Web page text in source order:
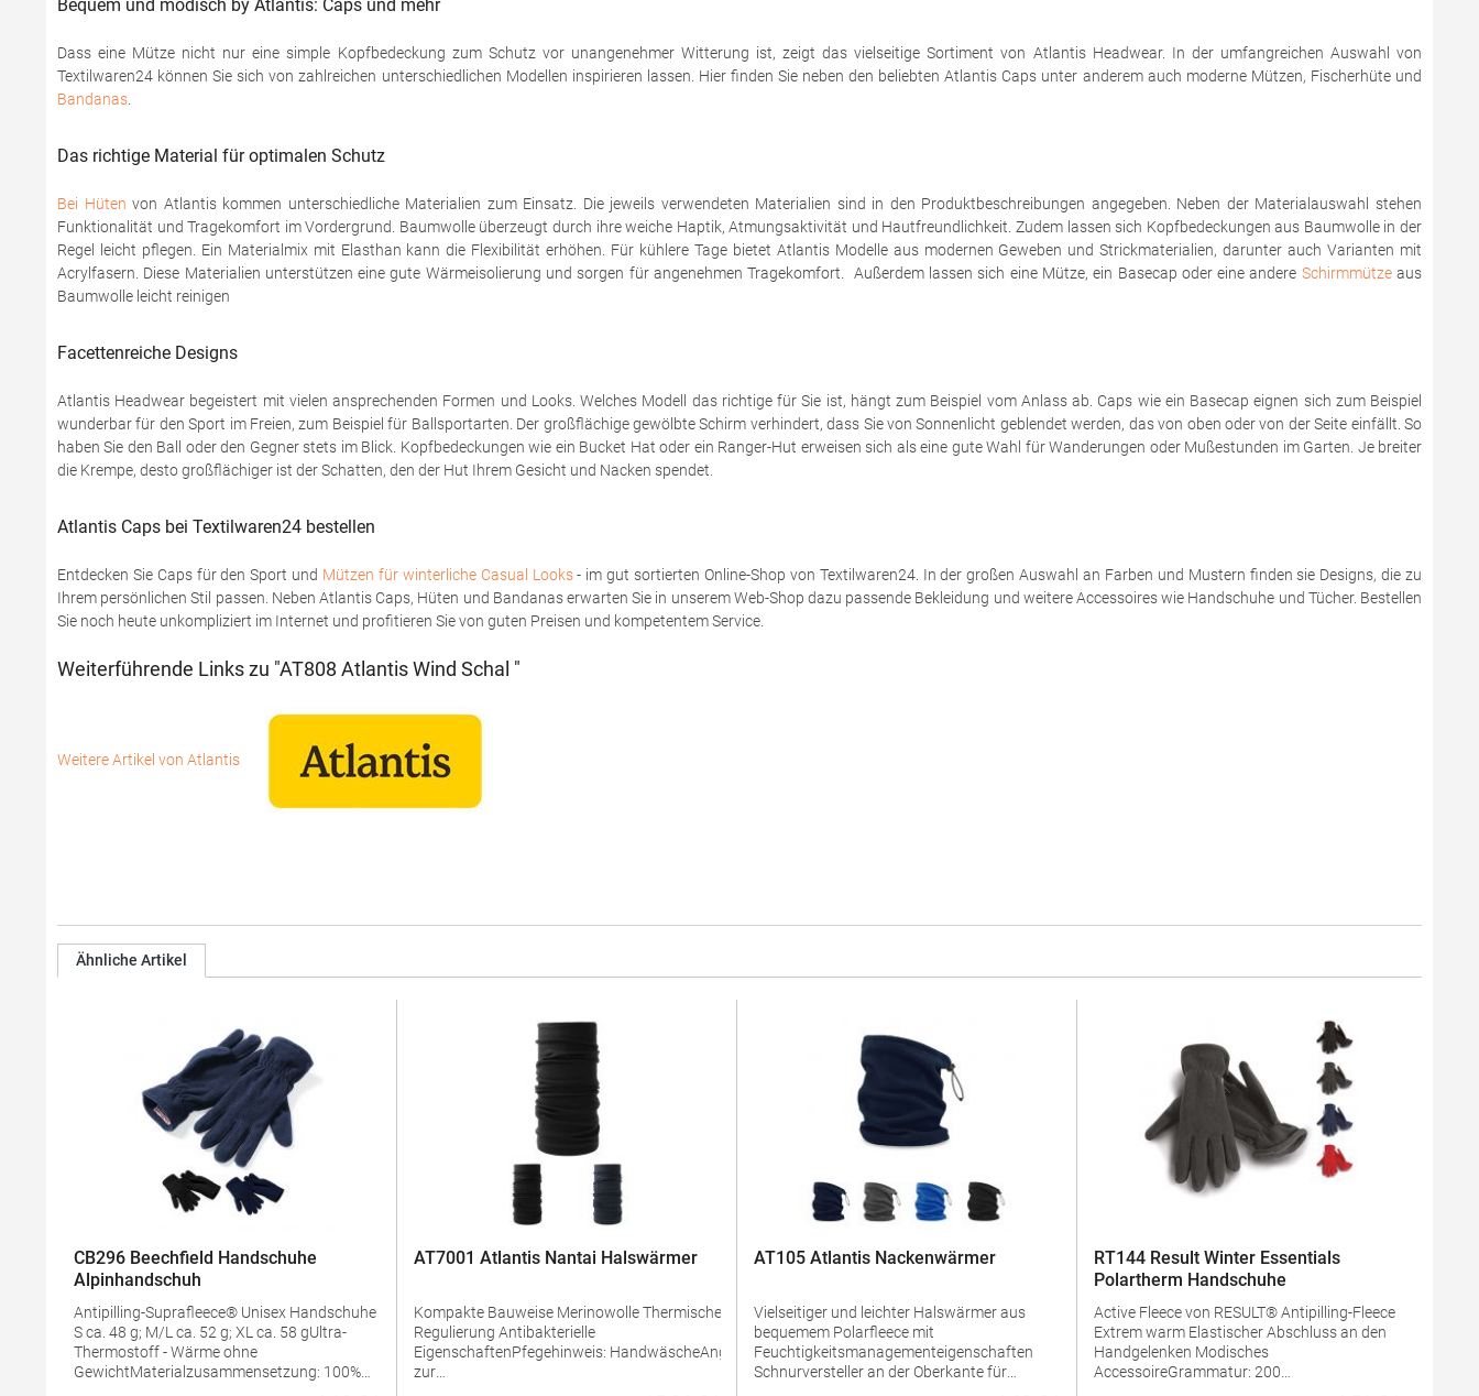
Bequem und modisch by Atlantis: Caps und mehr
Dass eine Mütze nicht nur eine simple Kopfbedeckung zum Schutz vor unangenehmer Witterung ist, zeigt das vielseitige Sortiment von Atlantis Headwear. In der umfangreichen Auswahl von
Textilwaren24 können Sie sich von zahlreichen unterschiedlichen Modellen inspirieren lassen. Hier finden Sie neben den beliebten Atlantis Caps unter anderem auch moderne Mützen, Fischerhüte und
Bandanas
Das richtige Material für optimalen Schutz
Bei Hüten von Atlantis kommen unterschiedliche Materialien zum Einsatz. Die jeweils verwendeten Materialien sind in den Produktbeschreibungen angegeben. Neben der Materialauswahl stehen
Funktionalität und Tragekomfort im Vordergrund. Baumwolle überzeugt durch ihre weiche Haptik, Atmungsaktivität und Hautfreundlichkeit. Zudem lassen sich Kopfbedeckungen aus Baumwolle in der
Regel leicht pflegen. Ein Materialmix mit Elasthan kann die Flexibilität erhöhen. Für kühlere Tage bietet Atlantis Modelle aus modernen Geweben und Strickmaterialien, darunter auch Varianten mit
Acrylfasern. Diese Materialien unterstützen eine gute Wärmeisolierung und sorgen für angenehmen Tragekomfort. Außerdem lassen sich eine Mütze, ein Basecap oder eine andere Schirmmützeaus
Baumwolle leicht reinigen
Facettenreiche Designs
Atlantis Headwear begeistert mit vielen ansprechenden Formen und Looks. Welches Modell das richtige für Sie ist, hängt zum Beispiel vom Anlass ab. Caps wie ein Basecap eignen sich zum Beispiel
wunderbar für den Sport im Freien, zum Beispiel für Ballsportarten. Der großflächige gewölbte Schirm verhindert, dass Sie von Sonnenlicht geblendet werden, das von oben oder von der Seite einfällt. So
haben Sie den Ball oder den Gegner stets im Blick. Kopfbedeckungen wie ein Bucket Hat oder ein Ranger-Hut erweisen sich als eine gute Wahl für Wanderungen oder Mußestunden im Garten. Je breiter
die Krempe, desto großflächiger ist der Schatten, den der Hut Ihrem Gesicht und Nacken spendet.
Atlantis Caps bei Textilwaren24 bestellen
Entdecken Sie Caps für den Sport und Mützen für winterliche Casual Looks- im gut sortierten Online-Shop von Textilwaren24. In der großen Auswahl an Farben und Mustern finden sie Designs, die zu
Ihrem persönlichen Stil passen. Neben Atlantis Caps, Hüten und Bandanas erwarten Sie in unserem Web-Shop dazu passende Bekleidung und weitere Accessoires wie Handschuhe und Tücher. Bestellen
Sie noch heute unkompliziert im Internet und profitieren Sie von guten Preisen und kompetentem Service.
Weiterführende Links zu "AT808 Atlantis Wind Schal "
Weitere Artikel von Atlantis
Ähnliche Artikel
CB296 Beechfield Handschuhe
Alpinhandschuh
Antipilling-Suprafleece® Unisex Handschuhe
S ca. 48 g; M/L ca. 52 g; XL ca. 58 gUltra-
Thermostoff - Wärme ohne
GewichtMaterialzusammensetzung: 100%
AT7001 Atlantis Nantai Halswärmer
Kompakte Bauweise Merinowolle Thermische
Regulierung Antibakterielle
EigenschaftenPfegehinweis: HandwäscheAngaben
zur
AT105 Atlantis Nackenwärmer
Vielseitiger und leichter Halswärmer aus
bequemem Polarfleece mit
Feuchtigkeitsmanagementeigenschaften
Schnurversteller an der Oberkante für
RT144 Result Winter Essentials
Polartherm Handschuhe
Active Fleece von RESULT® Antipilling-Fleece
Extrem warm Elastischer Abschluss an den
Handgelenken Modisches
AccessoireGrammatur: 200